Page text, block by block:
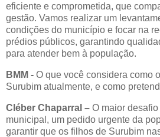
eficiente e comprometida, que
gestão. Vamos realizar um
condições do município e focar na
prédios públicos, garantindo
para atender bem à população.
BMM - O que você considera como
Surubim atualmente, e como
Cléber Chaparral – O maior
municipal, um pedido urgente da
garantir que os filhos de Surubim